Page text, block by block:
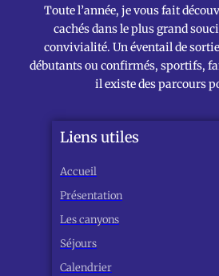
Toute l’année, je vous fait
cachés dans le plus grand
convivialité. Un éventail de
débutants ou confirmés, sportifs,
il existe des parcours
Liens utiles
Accueil
Présentation
Les canyons
Séjours
Calendrier